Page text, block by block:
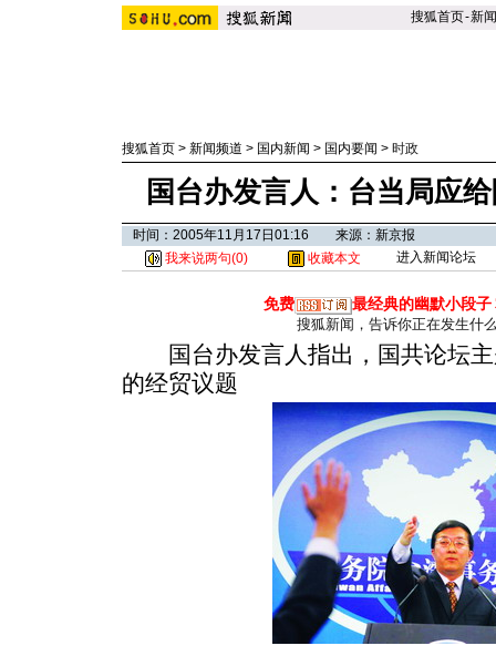
搜狐首页-新闻
搜狐首页 > 新闻频道 > 国内新闻 > 国内要闻 > 时政
国台办发言人：台当局应
时间：2005年11月17日01:16 来源：新京报
我来说两句(0) 收藏本文 进入新闻论坛
免费 最经典的幽默小段子
搜狐新闻，告诉你正在发生什
国台办发言人指出，国共论坛主
的经贸议题